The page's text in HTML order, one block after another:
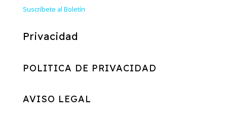
Suscríbete al Boletín
Privacidad
POLITICA DE PRIVACIDAD
AVISO LEGAL